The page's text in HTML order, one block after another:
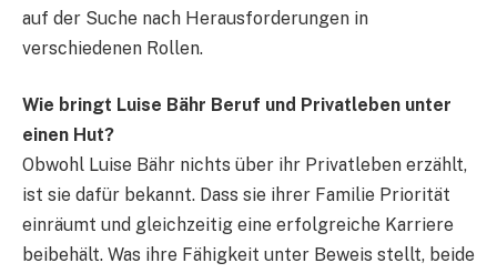
auf der Suche nach Herausforderungen in
verschiedenen Rollen.
Wie bringt Luise Bähr Beruf und Privatleben unter
einen Hut?
Obwohl Luise Bähr nichts über ihr Privatleben erzählt,
ist sie dafür bekannt. Dass sie ihrer Familie Priorität
einräumt und gleichzeitig eine erfolgreiche Karriere
beibehält. Was ihre Fähigkeit unter Beweis stellt, beide